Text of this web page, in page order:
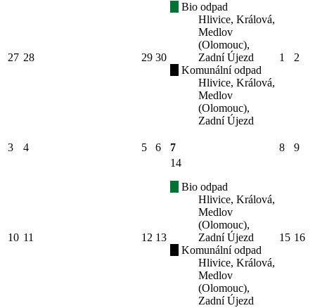
27 28 29 30
Bio odpad
Hlivice, Králová,
Medlov
(Olomouc),
Zadní Újezd
Komunální odpad
Hlivice, Králová,
Medlov
(Olomouc),
Zadní Újezd
1 2
3 4 5 6 7 8 9
10 11 12 13
14
Bio odpad
Hlivice, Králová,
Medlov
(Olomouc),
Zadní Újezd
Komunální odpad
Hlivice, Králová,
Medlov
(Olomouc),
Zadní Újezd
15 16